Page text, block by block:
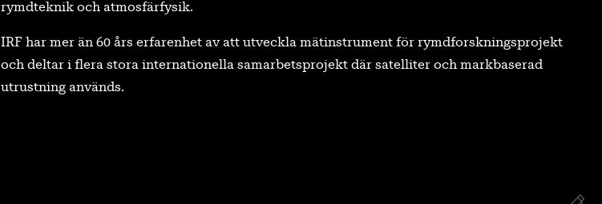
rymdteknik och atmosfärfysik.
IRF har mer än 60 års erfarenhet av att utveckla mätinstrument för rymdforskningsprojekt
och deltar i flera stora internationella samarbetsprojekt där satelliter och markbaserad
utrustning används.